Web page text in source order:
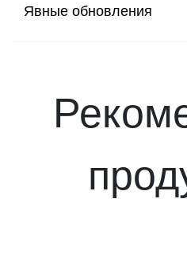
Явные обновления